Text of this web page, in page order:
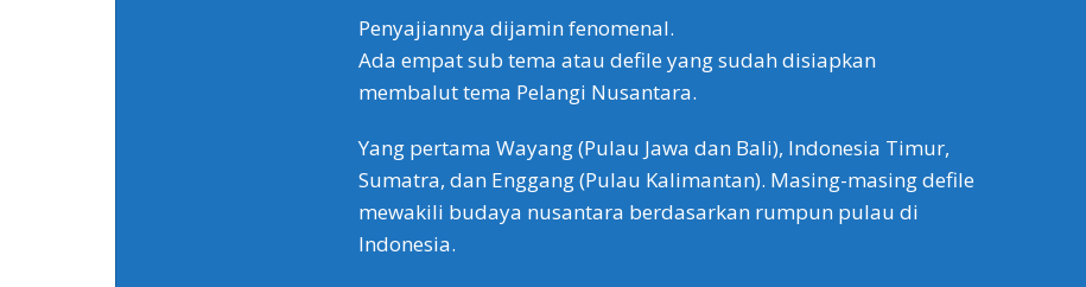
Penyajiannya dijamin fenomenal.
Ada empat sub tema atau defile yang sudah disiapkan
membalut tema Pelangi Nusantara.
Yang pertama Wayang (Pulau Jawa dan Bali), Indonesia Timur,
Sumatra, dan Enggang (Pulau Kalimantan). Masing-masing defile
mewakili budaya nusantara berdasarkan rumpun pulau di
Indonesia.